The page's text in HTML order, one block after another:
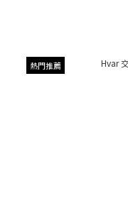
熱門推薦